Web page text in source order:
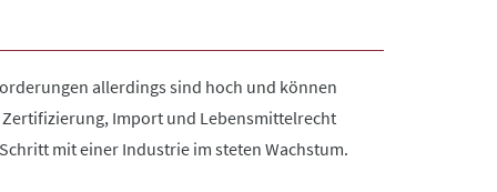
allerdings sind hoch und können
Zertifizierung, Import und Lebensmittelrecht
mit einer Industrie im steten Wachstum.